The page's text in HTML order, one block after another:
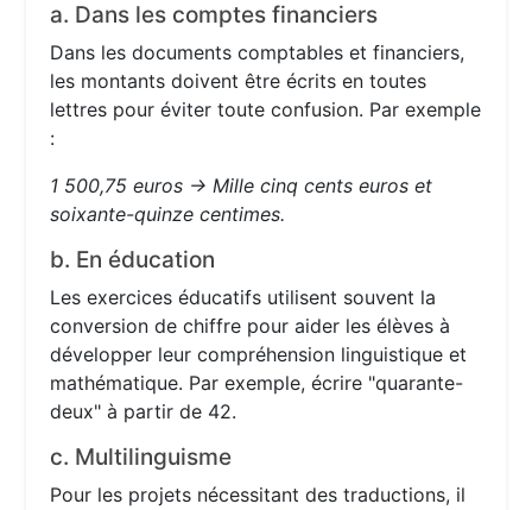
a. Dans les comptes financiers
Dans les documents comptables et financiers,
les montants doivent être écrits en toutes
lettres pour éviter toute confusion. Par exemple
:
1 500,75 euros → Mille cinq cents euros et
soixante-quinze centimes.
b. En éducation
Les exercices éducatifs utilisent souvent la
conversion de chiffre pour aider les élèves à
développer leur compréhension linguistique et
mathématique. Par exemple, écrire "quarante-
deux" à partir de 42.
c. Multilinguisme
Pour les projets nécessitant des traductions, il